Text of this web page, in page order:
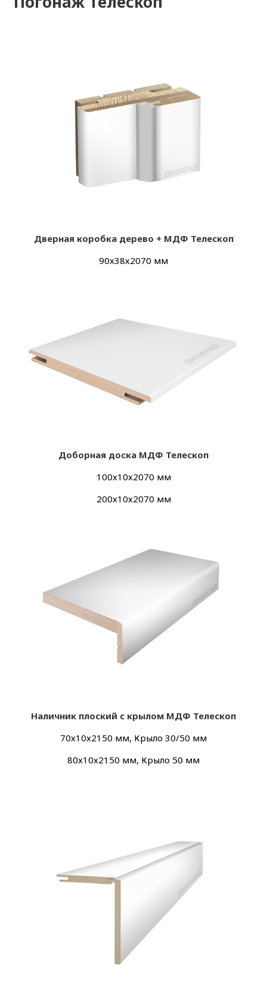
Дверная коробка дерево + МДФ Телескоп
90х38х2070 мм
Доборная доска МДФ Телескоп
100х10х2070 мм
200х10х2070 мм
Наличник плоский с крылом МДФ Телескоп
70х10х2150 мм, Крыло 30/50 мм
80х10х2150 мм, Крыло 50 мм